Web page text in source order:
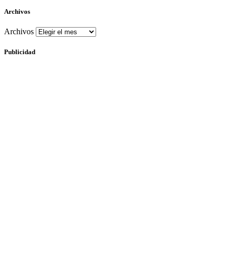
Archivos
Archivos
Publicidad